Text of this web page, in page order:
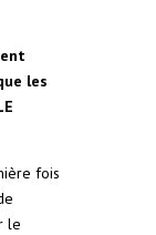
les
fois
le